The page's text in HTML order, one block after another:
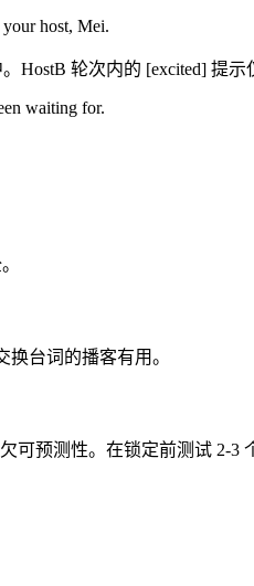
host, Mei.
轮次内的 [excited] 提示
waiting for.
台词的播客有用。
可预测性。在锁定前测试 2-3